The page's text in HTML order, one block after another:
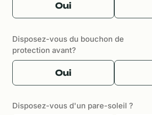
Oui
Disposez-vous du bouchon de
protection avant?
Oui
Disposez-vous d'un pare-soleil ?